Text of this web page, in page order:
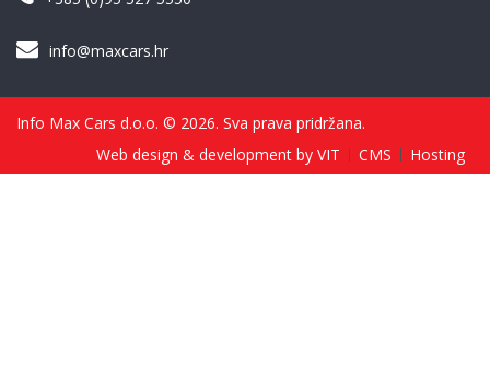
info@maxcars.hr
Info Max Cars d.o.o. © 2026. Sva prava pridržana.
Web design & development by VIT
CMS Hosting